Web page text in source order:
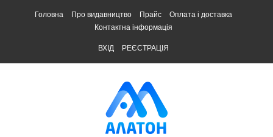
Головна Про видавництво Прайс
Оплата і доставка
Контактна інформація
ВХІД РЕЄСТРАЦІЯ